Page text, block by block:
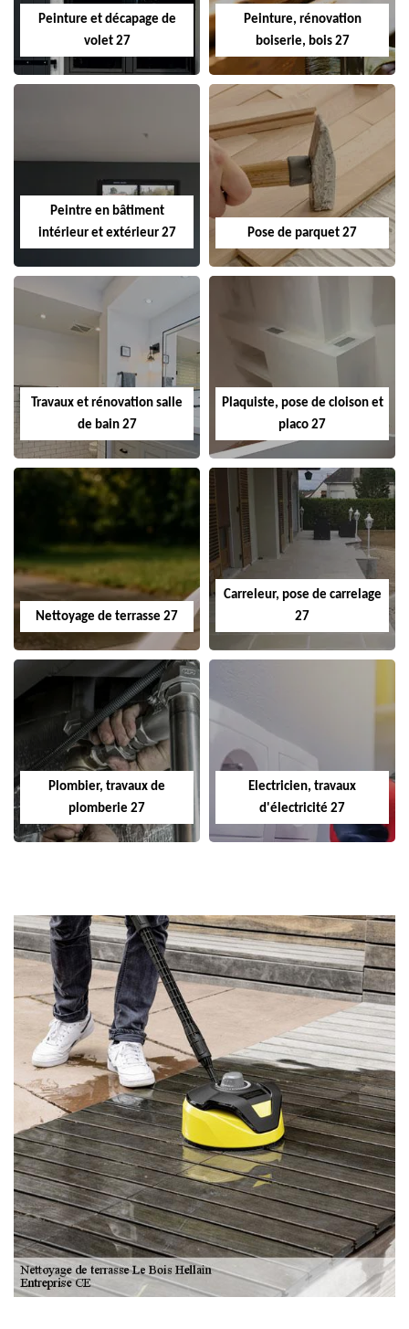
Peinture et décapage de
volet 27
Peinture, rénovation
boiserie, bois 27
Peintre en bâtiment
intérieur et extérieur 27
Pose de parquet 27
Travaux et rénovation salle
de bain 27
Plaquiste, pose de cloison et
placo 27
Nettoyage de terrasse 27
Carreleur, pose de carrelage
27
Plombier, travaux de
plomberie 27
Electricien, travaux
d'électricité 27